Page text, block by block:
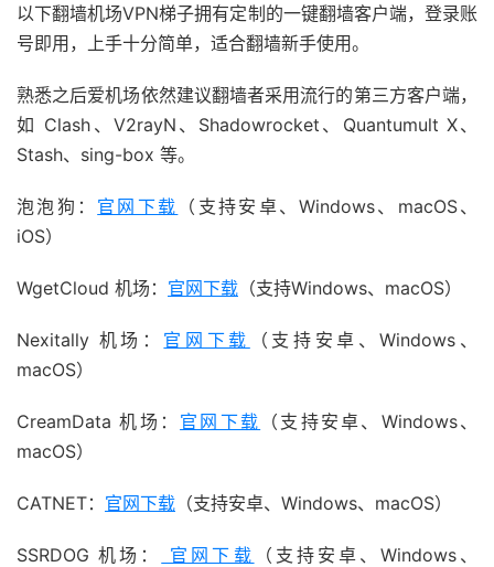
以下翻墙机场VPN梯子拥有定制的一键翻墙客户端，登录账
号即用，上手十分简单，适合翻墙新手使用。
熟悉之后爱机场依然建议翻墙者采用流行的第三方客户端，
如 Clash、V2rayN、Shadowrocket、Quantumult X、
Stash、sing-box 等。
泡泡狗： 官网下载
（支持安卓、Windows、macOS、
iOS）
WgetCloud 机场： 官网下载 （支持Windows、macOS）
Nexitally 机场： 官网下载
（支持安卓、Windows、
macOS）
CreamData 机场： 官网下载
（支持安卓、Windows、
macOS）
CATNET： 官网下载 （支持安卓、Windows、macOS）
SSRDOG 机场： 官网下载
（支持安卓、Windows、